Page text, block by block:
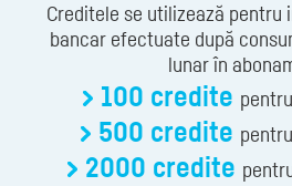
Creditele se utilizează pentru
bancar efectuate după
lunar în
100 credite
500 credite
2000 credite